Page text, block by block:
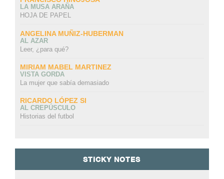
LA MUSA ARAÑA
HOJA DE PAPEL
ANGELINA MUÑIZ-HUBERMAN
AL AZAR
Leer, ¿para qué?
MIRIAM MABEL MARTINEZ
VISTA GORDA
La mujer que sabía demasiado
RICARDO LÓPEZ SI
AL CREPÚSCULO
Historias del futbol
STICKY NOTES